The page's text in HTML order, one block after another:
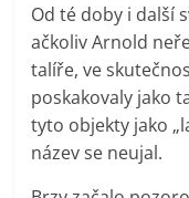
Od té doby i další
ačkoliv Arnold
talíře, ve
poskakovaly jako
tyto objekty jako
název se neujal.